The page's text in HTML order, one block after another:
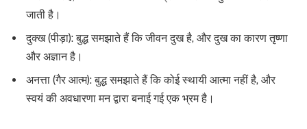
जाती है।
दुक्ख (पीड़ा): बुद्ध समझाते हैं कि जीवन दुख है, और दुख का कारण तृष्णा
और अज्ञान है।
अनत्ता (गैर आत्म): बुद्ध समझाते हैं कि कोई स्थायी आत्मा नहीं है, और
स्वयं की अवधारणा मन द्वारा बनाई गई एक भ्रम है।